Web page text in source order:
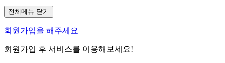
전체메뉴 닫기
회원가입을 해주세요
회원가입 후 서비스를 이용해보세요!